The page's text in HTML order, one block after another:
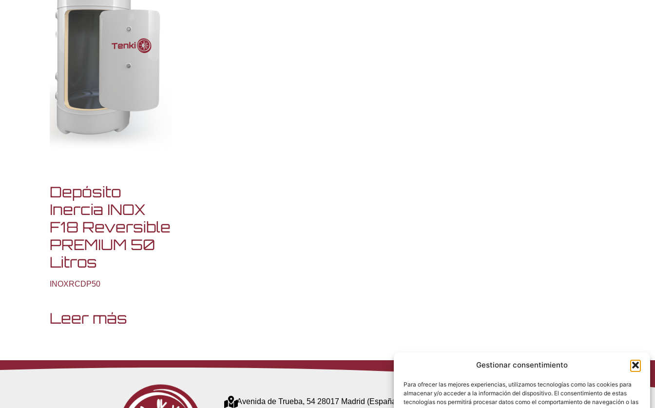
Gestionar consentimiento
Para ofrecer las mejores experiencias, utilizamos tecnologías como las cookies para
almacenar y/o acceder a la información del dispositivo. El consentimiento de estas
tecnologías nos permitirá procesar datos como el comportamiento de navegación o las
Depósito
Inercia INOX
F18 Reversible
PREMIUM 50
Litros
INOXRCDP50
Leer más
Avenida de Trueba, 54 28017 Madrid (España) Política de Privacidad